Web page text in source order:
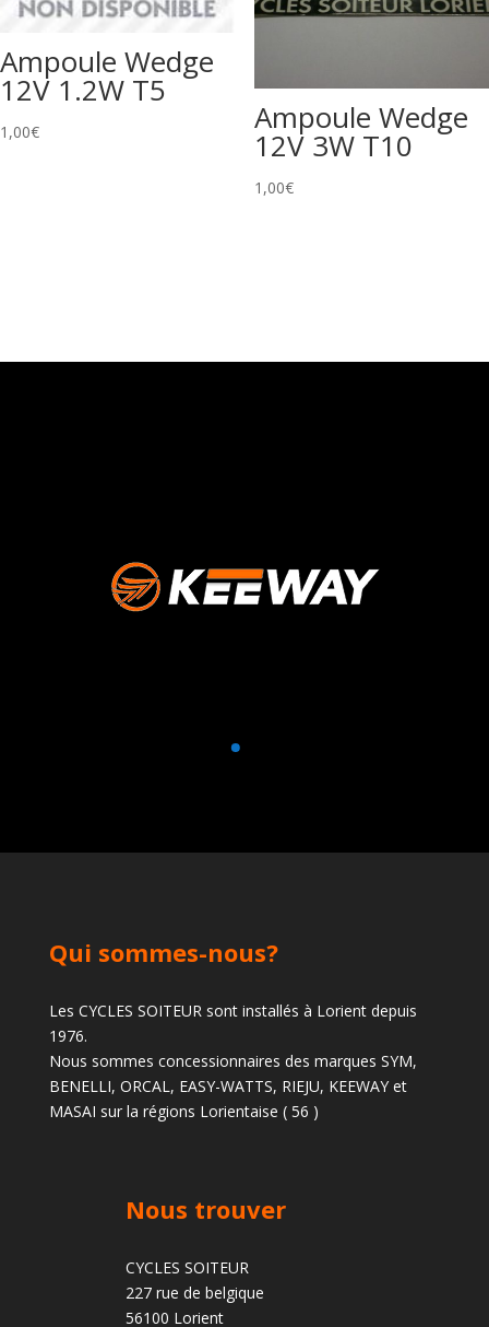
Ampoule Wedge
12V 1.2W T5
1,00€ Ampoule Wedge
12V 3W T10
1,00€
Qui sommes-nous?
Les CYCLES SOITEUR sont installés à Lorient depuis
1976.
Nous sommes concessionnaires des marques SYM,
BENELLI, ORCAL, EASY-WATTS, RIEJU, KEEWAY et
MASAI sur la régions Lorientaise ( 56 )
Nous trouver
CYCLES SOITEUR
227 rue de belgique
56100 Lorient